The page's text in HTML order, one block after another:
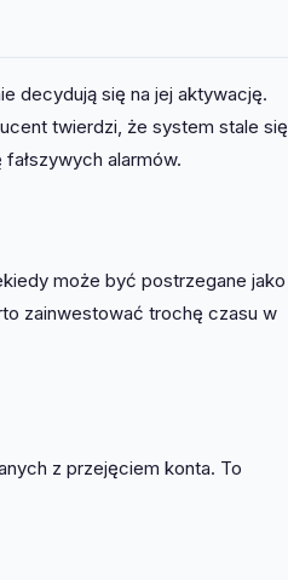
decydują się na jej aktywację.
twierdzi, że system stale się
alarmów.
może być postrzegane jako
zainwestować trochę czasu w
z przejęciem konta. To